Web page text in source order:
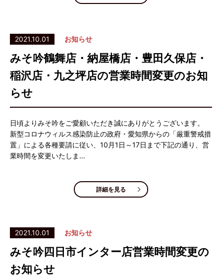
2021.10.01 お知らせ
みそ吟鶴舞店・納屋橋店・豊田久保店・
稲沢店・九之坪店の営業時間変更のお知
らせ
日頃よりみそ吟をご愛顧いただき誠にありがとうございます。
新型コロナウィルス感染防止の政府・愛知県からの「厳重警戒措
置」による各種要請に従い、10月1日～17日まで下記の通り、営
業時間を変更いたしま…
詳細を見る
2021.10.01 お知らせ
みそ吟四日市インター店営業時間変更の
お知らせ